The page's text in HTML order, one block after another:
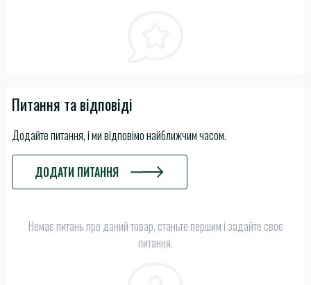
Питання та відповіді
Додайте питання, і ми відповімо найближчим часом.
ДОДАТИ ПИТАННЯ
Немає питань про даний товар, станьте першим і задайте своє
питання.